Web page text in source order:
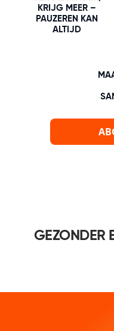
KRIJG MEER –
PAUZEREN KAN
ALTIJD
GEZONDER